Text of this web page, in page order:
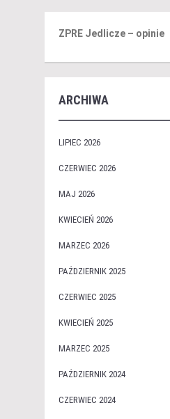
ZPRE Jedlicze – opinie
ARCHIWA
LIPIEC 2026
CZERWIEC 2026
MAJ 2026
KWIECIEŃ 2026
MARZEC 2026
PAŹDZIERNIK 2025
CZERWIEC 2025
KWIECIEŃ 2025
MARZEC 2025
PAŹDZIERNIK 2024
CZERWIEC 2024